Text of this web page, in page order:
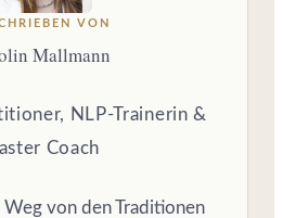
VON
Mallmann
NLP-Trainerin &
Coach
Weg von den Traditionen